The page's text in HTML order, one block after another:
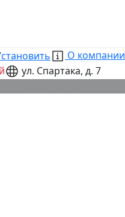
О компании
ул. Спартака, д. 7